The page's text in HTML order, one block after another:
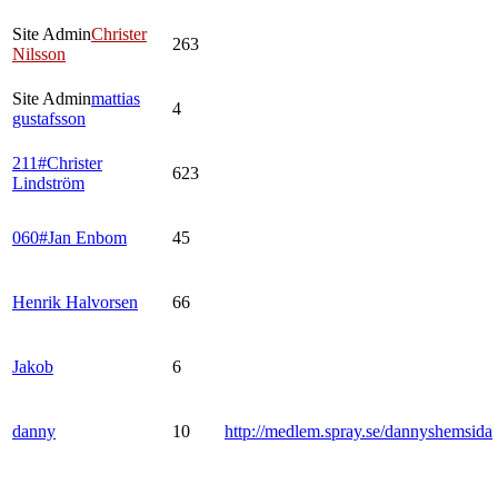
Site AdminChrister
Nilsson
263
Site Adminmattias
gustafsson
4
211#Christer
Lindström
623
060#Jan Enbom 45
Henrik Halvorsen 66
Jakob 6
danny 10 http://medlem.spray.se/dannyshemsida